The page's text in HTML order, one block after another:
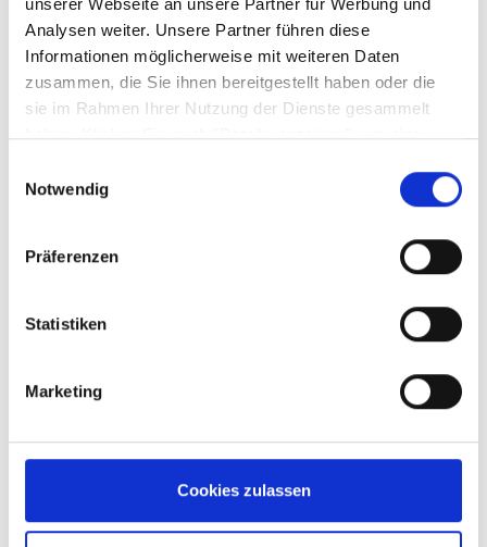
Analysen weiter. Unsere Partner führen diese
Informationen möglicherweise mit weiteren Daten
zusammen, die Sie ihnen bereitgestellt haben oder die
sie im Rahmen Ihrer Nutzung der Dienste gesammelt
haben. Klicken Sie auch "Details anzeigen", um eine
Information dazu und die Möglichkeit, Ihre Auswahl im
Notwendig
Präferenzen
Statistiken
Marketing
Cookies zulassen
Weitere Varianten und Ausführungen:
Produktgalerie überspringen
Sofort abholbereit
6,95€